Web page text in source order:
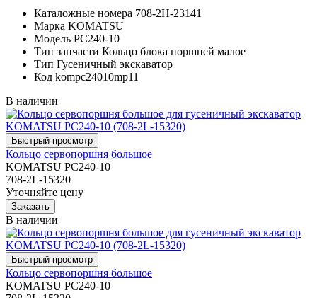
Каталожные номера 708-2H-23141
Марка KOMATSU
Модель PC240-10
Тип запчасти Кольцо блока поршней малое
Тип Гусеничный экскаватор
Код kompc24010mp11
В наличии
Кольцо сервопоршня большое
KOMATSU PC240-10
708-2L-15320
Уточняйте цену
В наличии
Кольцо сервопоршня большое
KOMATSU PC240-10